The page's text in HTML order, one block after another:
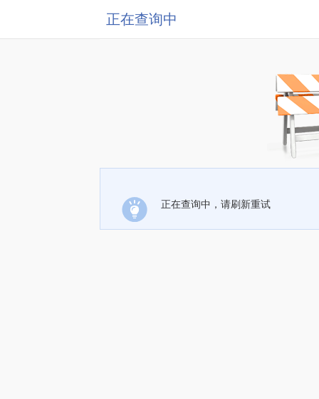
正在查询中
正在查询中，请刷新重试